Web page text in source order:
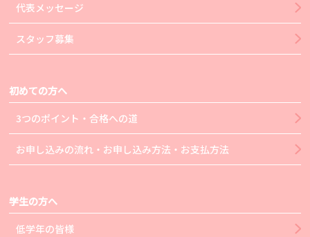
代表メッセージ
スタッフ募集
初めての方へ
3つのポイント・合格への道
お申し込みの流れ・お申し込み方法・お支払方法
学生の方へ
低学年の皆様